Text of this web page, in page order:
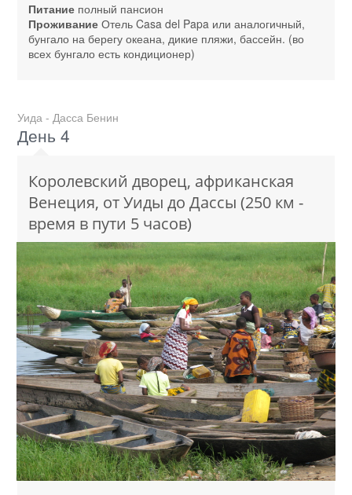
Питание полный пансион
Проживание Отель Casa del Papa или аналогичный,
бунгало на берегу океана, дикие пляжи, бассейн. (во
всех бунгало есть кондиционер)
Уида - Дасса Бенин
День 4
Королевский дворец, африканская
Венеция, от Уиды до Дассы (250 км -
время в пути 5 часов)